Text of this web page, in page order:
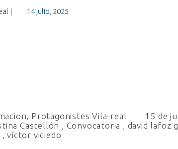
| 14 julio, 2025
, Protagonistes Vila-real
15 de
Castellón , Convocatoria , david lafoz
,víctor viciedo